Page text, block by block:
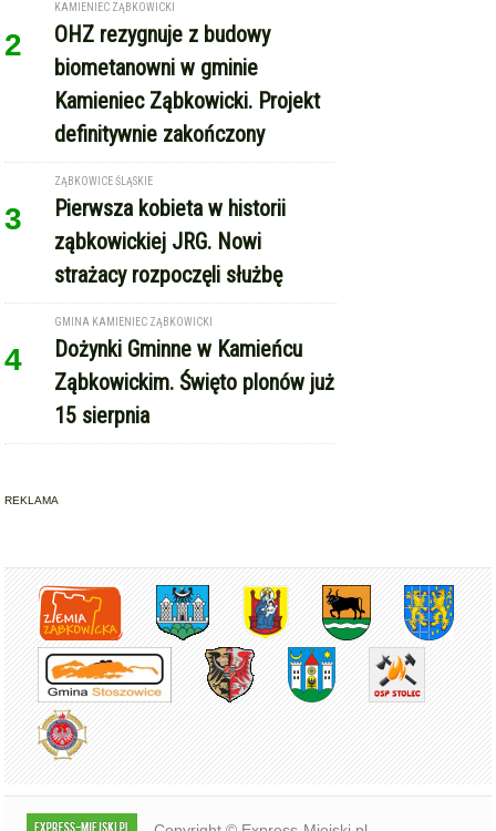
2
KAMIENIEC ZĄBKOWICKI
OHZ rezygnuje z budowy
biometanowni w gminie
Kamieniec Ząbkowicki. Projekt
definitywnie zakończony
3
ZĄBKOWICE ŚLĄSKIE
Pierwsza kobieta w historii
ząbkowickiej JRG. Nowi
strażacy rozpoczęli służbę
4
GMINA KAMIENIEC ZĄBKOWICKI
Dożynki Gminne w Kamieńcu
Ząbkowickim. Święto plonów już
15 sierpnia
REKLAMA